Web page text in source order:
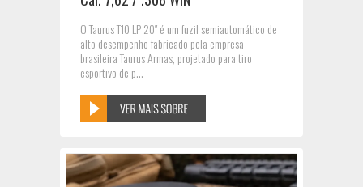
O Taurus T10 LP 20″ é um fuzil semiautomático de
alto desempenho fabricado pela empresa
brasileira Taurus Armas, projetado para tiro
esportivo de p...